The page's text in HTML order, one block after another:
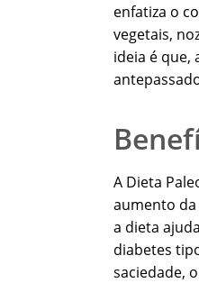
enfatiza o
vegetais,
ideia é que,
A Dieta
aumento
a dieta
diabetes
saciedade,